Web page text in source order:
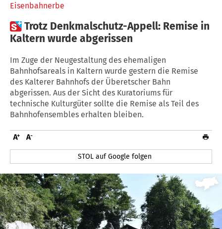
Eisenbahnerbe
Trotz Denkmalschutz-Appell: Remise in
Kaltern wurde abgerissen
Im Zuge der Neugestaltung des ehemaligen
Bahnhofsareals in Kaltern wurde gestern die Remise
des Kalterer Bahnhofs der Überetscher Bahn
abgerissen. Aus der Sicht des Kuratoriums für
technische Kulturgüter sollte die Remise als Teil des
Bahnhofensembles erhalten bleiben.
STOL auf Google folgen